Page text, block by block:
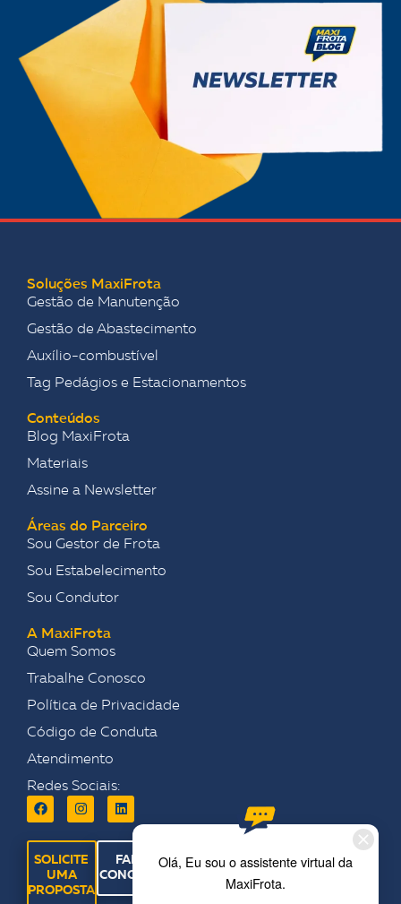
Soluções MaxiFrota
Gestão de Manutenção
Gestão de Abastecimento
Auxílio-combustível
Tag Pedágios e Estacionamentos
Conteúdos
Blog MaxiFrota
Materiais
Assine a Newsletter
Áreas do Parceiro
Sou Gestor de Frota
Sou Estabelecimento
Sou Condutor
A MaxiFrota
Quem Somos
Trabalhe Conosco
Política de Privacidade
Código de Conduta
Atendimento
Redes Sociais:
SOLICITE
UMA
PROPOSTA
FALE
CONOSCO